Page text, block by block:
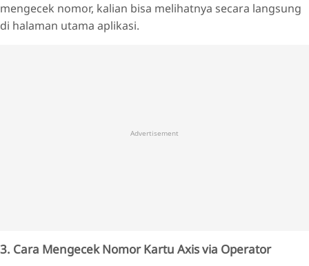
mengecek nomor, kalian bisa melihatnya secara langsung
di halaman utama aplikasi.
Advertisement
3. Cara Mengecek Nomor Kartu Axis via Operator